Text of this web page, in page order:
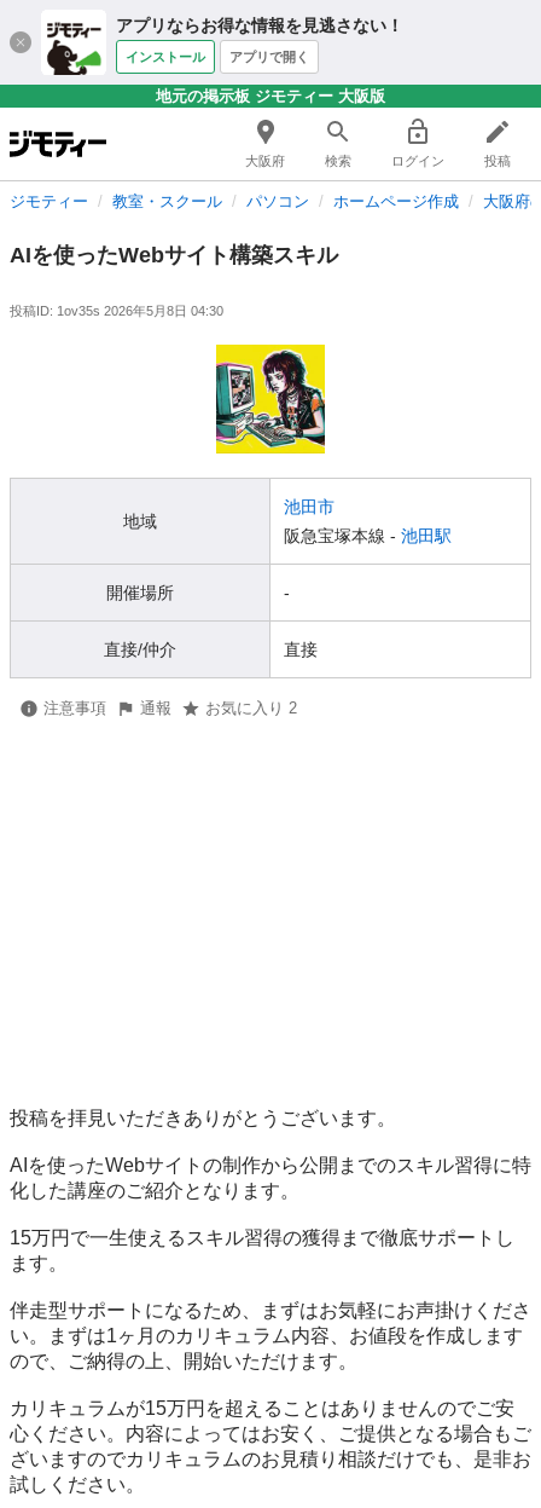
アプリならお得な情報を見逃さない！
インストール アプリで開く
地元の掲示板 ジモティー 大阪版
大阪府 検索 ログイン 投稿
ジモティー 教室・スクール パソコン ホームページ作成 大阪府
AIを使ったWebサイト構築スキル
投稿ID: 1ov35s 2026年5月8日 04:30
地域
池田市
阪急宝塚本線 - 池田駅
開催場所 -
直接/仲介 直接
注意事項 通報 お気に入り 2
投稿を拝見いただきありがとうございます。
AIを使ったWebサイトの制作から公開までのスキル習得に特
化した講座のご紹介となります。
15万円で一生使えるスキル習得の獲得まで徹底サポートし
ます。
伴走型サポートになるため、まずはお気軽にお声掛けくださ
い。まずは1ヶ月のカリキュラム内容、お値段を作成します
ので、ご納得の上、開始いただけます。
カリキュラムが15万円を超えることはありませんのでご安
心ください。内容によってはお安く、ご提供となる場合もご
ざいますのでカリキュラムのお見積り相談だけでも、是非お
試しください。